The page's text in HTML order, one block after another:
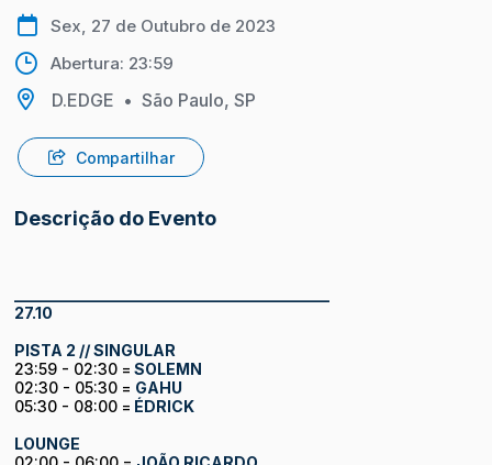
Sex, 27 de Outubro de 2023
Abertura: 23:59
D.EDGE • São Paulo, SP
Compartilhar
Descrição do Evento
27.10
PISTA 2 // SINGULAR
23:59 - 02:30 = SOLEMN
02:30 - 05:30 = GAHU
05:30 - 08:00 = ÉDRICK
LOUNGE